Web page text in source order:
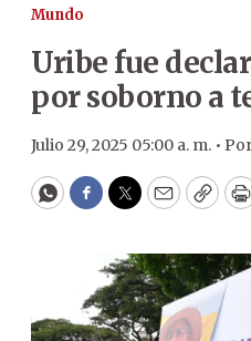
Mundo
Uribe fue
por soborno a
Julio 29, 2025 05:00 a. m. •
WhatsApp
Facebook
Twitter
EmailCopy